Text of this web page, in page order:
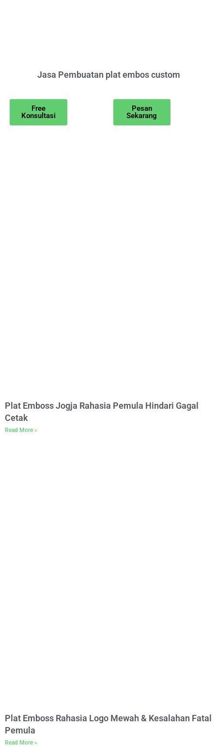
Jasa Pembuatan plat embos custom
Free
Konsultasi
Pesan
Sekarang
Plat Emboss Jogja Rahasia Pemula Hindari Gagal
Cetak
Read More »
Plat Emboss Rahasia Logo Mewah & Kesalahan Fatal
Pemula
Read More »